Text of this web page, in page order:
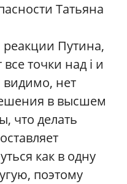
Татьяна
Путина,
точки над i и
видимо, нет
в высшем
что делать
как в одну
поэтому